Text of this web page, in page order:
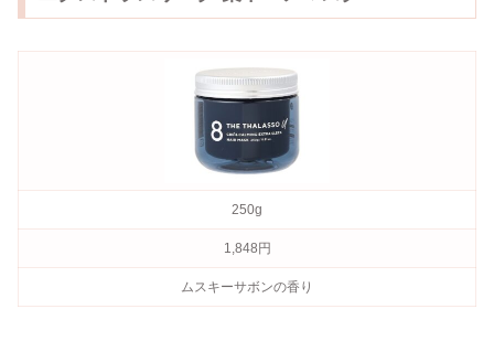
250g
1,848円
ムスキーサボンの香り